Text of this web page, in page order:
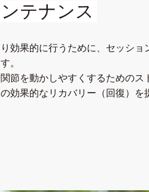
テナンス
効果的に⾏うために、セッショ
。
節を動かしやすくするためのス
効果的なリカバリー（回復）を